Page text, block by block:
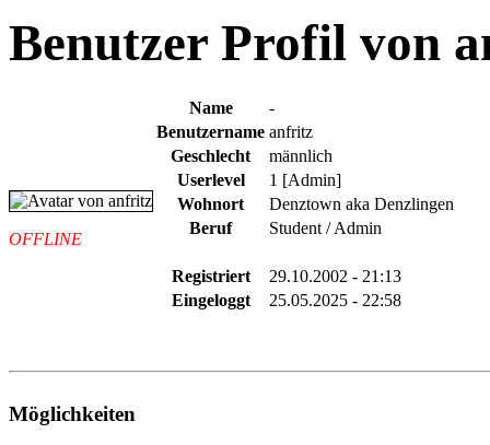
Benutzer Profil von
OFFLINE
Name
-
Benutzername anfritz
Geschlecht
männlich
Userlevel
1 [Admin]
Wohnort
Denztown aka Denzlingen
Beruf
Student / Admin
Registriert
29.10.2002 - 21:13
Eingeloggt
25.05.2025 - 22:58
Möglichkeiten